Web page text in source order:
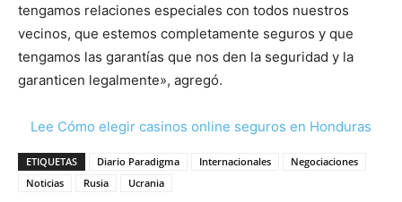
tengamos relaciones especiales con todos nuestros
vecinos, que estemos completamente seguros y que
tengamos las garantías que nos den la seguridad y la
garanticen legalmente», agregó.
Lee Cómo elegir casinos online seguros en Honduras
ETIQUETAS Diario Paradigma Internacionales
Negociaciones
Noticias
Rusia Ucrania